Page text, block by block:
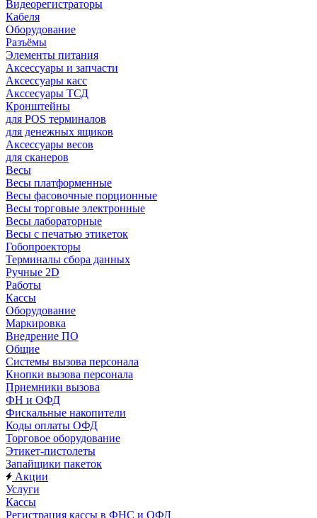
Видеорегистраторы
Кабеля
Оборудование
Разъёмы
Элементы питания
Аксессуары и запчасти
Аксессуары касс
Акссесуары ТСД
Кронштейны
для POS терминалов
для денежных ящиков
Аксессуары весов
для сканеров
Весы
Весы платформенные
Весы фасовочные порционные
Весы торговые электронные
Весы лабораторные
Весы с печатью этикеток
Гобопроекторы
Терминалы сбора данных
Ручные 2D
Работы
Кассы
Оборудование
Маркировка
Внедрение ПО
Общие
Системы вызова персонала
Кнопки вызова персонала
Приемники вызова
ФН и ОФД
Фискальные накопители
Коды оплаты ОФД
Торговое оборудование
Этикет-пистолеты
Запайщики пакеток
Акции
Услуги
Кассы
Регистрация кассы в ФНС и ОФД